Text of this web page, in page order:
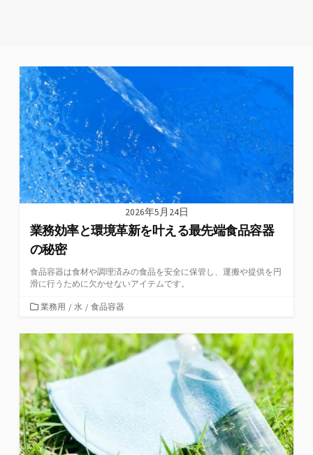
2026年5月24日
業務効率と環境革新を叶える最先端食品容器
の秘密
食品容器は食材や調理済みの食品を安全に保管し、運搬や提供を円
滑に行うために欠かせないアイテムです。
カ
ゴ
リ
ー
業務用 / 水 / 食品容器